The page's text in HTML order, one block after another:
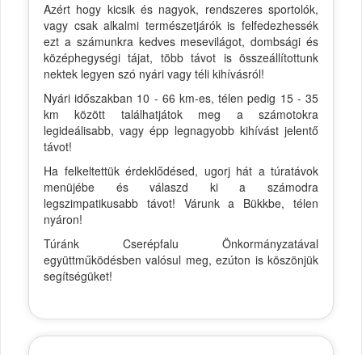
Azért hogy kicsik és nagyok, rendszeres sportolók,
vagy csak alkalmi természetjárók is felfedezhessék
ezt a számunkra kedves mesevilágot, dombsági és
középhegységi tájat, több távot is összeállítottunk
nektek legyen szó nyári vagy téli kihívásról!
Nyári időszakban 10 - 66 km-es, télen pedig 15 - 35
km között találhatjátok meg a számotokra
legideálisabb, vagy épp legnagyobb kihívást jelentő
távot!
Ha felkeltettük érdeklődésed, ugorj hát a túratávok
menüjébe és válaszd ki a számodra
legszimpatikusabb távot! Várunk a Bükkbe, télen
nyáron!
Túránk Cserépfalu Önkormányzatával
együttműködésben valósul meg, ezúton is köszönjük
segítségüket!